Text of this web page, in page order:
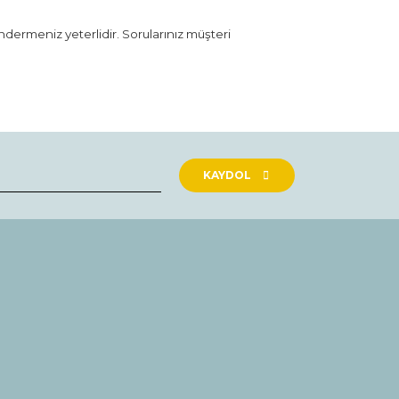
yeterlidir. Sorularınız müşteri
KAYDOL